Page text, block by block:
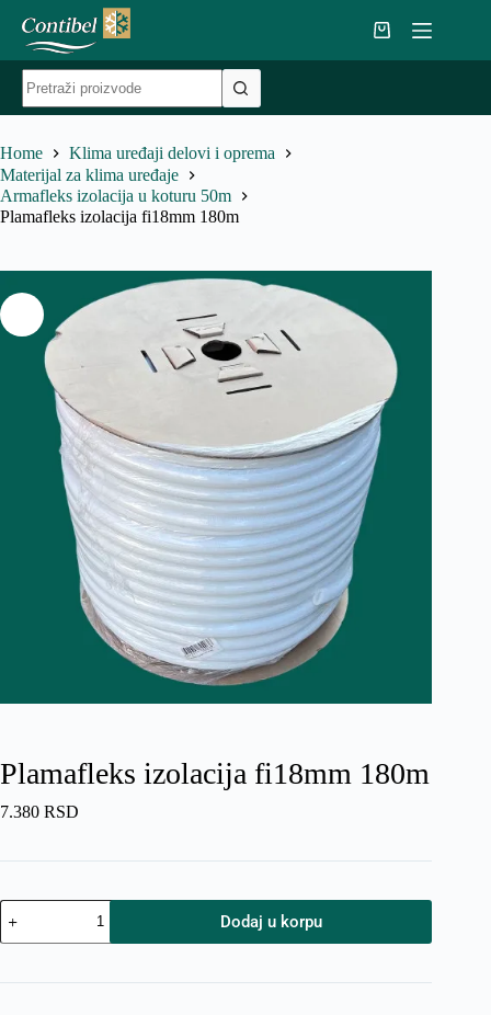
content
Shopping
cart
results
Home
Klima uređaji delovi i oprema
Materijal za klima uređaje
Armafleks izolacija u koturu 50m
Plamafleks izolacija fi18mm 180m
Plamafleks izolacija fi18mm 180m
7.380 RSD
Plamafleks
izolacija
fi18mm
količina
Dodaj u korpu